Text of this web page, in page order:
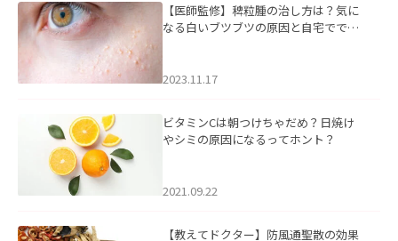
【医師監修】稗粒腫の治し方は？気に
なる白いブツブツの原因と自宅ででき
2023.11.17
ビタミンCは朝つけちゃだめ？日焼け
やシミの原因になるってホント？
2021.09.22
【教えてドクター】防風通聖散の効果